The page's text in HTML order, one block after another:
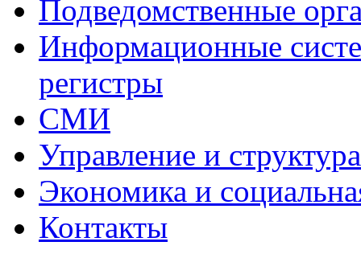
Подведомственные
Информационные
регистры
СМИ
Управление и
Экономика и
Контакты